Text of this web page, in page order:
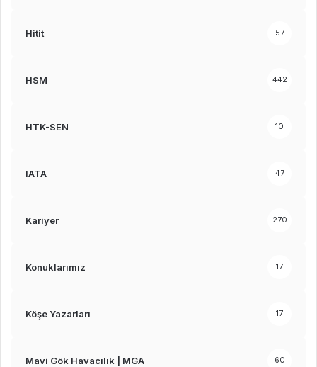
Hitit 57
HSM 442
HTK-SEN 10
IATA 47
Kariyer 270
Konuklarımız 17
Köşe Yazarları 17
Mavi Gök Havacılık | MGA 60